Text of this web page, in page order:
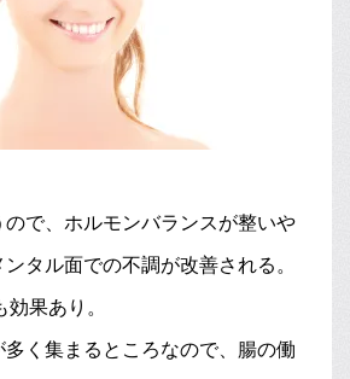
ので、ホルモンバランスが整いや
タル面での不調が改善される。
果あり。
多く集まるところなので、腸の働